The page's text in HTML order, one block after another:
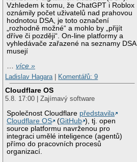
Vzhledem k tomu, že ChatGPT i Roblox
oznámily počet uživatelů nad prahovou
hodnotou DSA, je toto označení
„rozhodně možné“ a mohlo by „přijít
dříve či později“. On-line platformy a
vyhledávače zařazené na seznamy DSA
musejí
…více »
Ladislav Hagara| Komentářů: 9
Cloudflare OS
5.8. 17:00 | Zajímavý software
Společnost Cloudflare představila
Cloudflare OS
(GitHub ), tj. open
source platformu navrženou pro
integraci umělé inteligence (agentů)
přímo do pracovních procesů
organizací.